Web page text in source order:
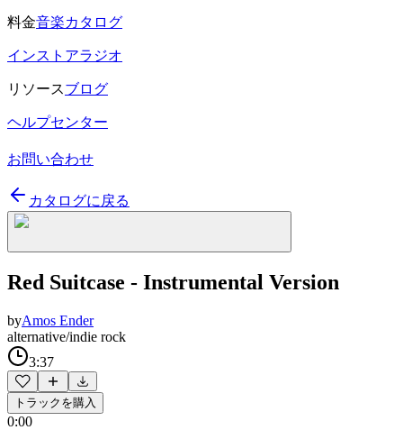
料金音楽カタログ
インストアラジオ
リソースブログ
ヘルプセンター
お問い合わせ
カタログに戻る
Red Suitcase - Instrumental Version
byAmos Ender
alternative/indie rock
3:37
トラックを購入
0:00